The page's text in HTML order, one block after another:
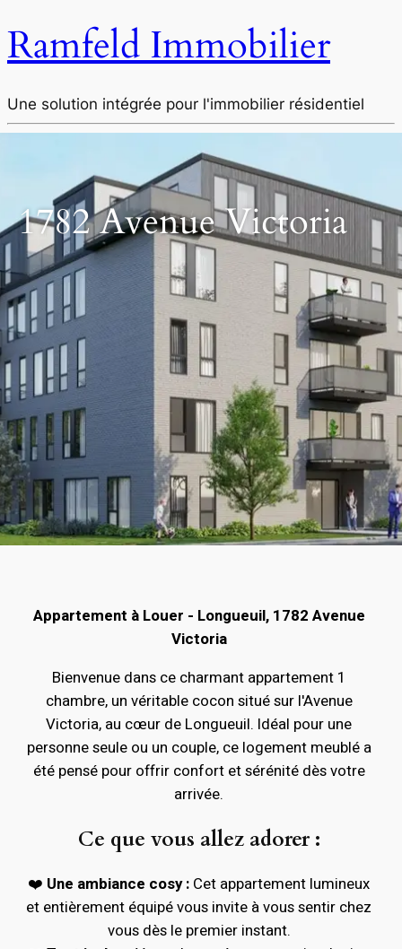
Ramfeld Immobilier
Une solution intégrée pour l'immobilier résidentiel
1782 Avenue Victoria
Appartement à Louer - Longueuil, 1782 Avenue
Victoria
Bienvenue dans ce charmant appartement 1
chambre, un véritable cocon situé sur l'Avenue
Victoria, au cœur de Longueuil. Idéal pour une
personne seule ou un couple, ce logement meublé a
été pensé pour offrir confort et sérénité dès votre
arrivée.
Ce que vous allez adorer :
❤️ Une ambiance cosy : Cet appartement lumineux
et entièrement équipé vous invite à vous sentir chez
vous dès le premier instant.